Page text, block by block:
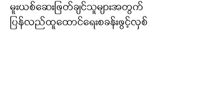
မူးယစ်ဆေးဖြတ်ချင်သူများအတွက်
ပြန်လည်ထူထောင်ရေးစခန်းဖွင့်လှစ်